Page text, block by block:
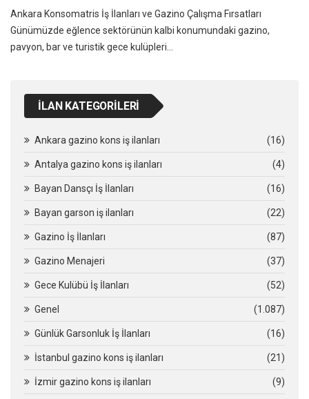
Ankara Konsomatris İş İlanları ve Gazino Çalışma Fırsatları
Günümüzde eğlence sektörünün kalbi konumundaki gazino,
pavyon, bar ve turistik gece kulüpleri…
İLAN KATEGORILERI
Ankara gazino kons iş ilanları (16)
Antalya gazino kons iş ilanları (4)
Bayan Dansçı İş İlanları (16)
Bayan garson iş ilanları (22)
Gazino İş İlanları (87)
Gazino Menajeri (37)
Gece Kulübü İş İlanları (52)
Genel (1.087)
Günlük Garsonluk İş İlanları (16)
İstanbul gazino kons iş ilanları (21)
İzmir gazino kons iş ilanları (9)